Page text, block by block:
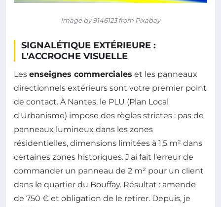
Image by 9146123 from Pixabay
SIGNALÉTIQUE EXTÉRIEURE :
L'ACCROCHE VISUELLE
Les enseignes commerciales et les panneaux
directionnels extérieurs sont votre premier point
de contact. À Nantes, le PLU (Plan Local
d'Urbanisme) impose des règles strictes : pas de
panneaux lumineux dans les zones
résidentielles, dimensions limitées à 1,5 m² dans
certaines zones historiques. J'ai fait l'erreur de
commander un panneau de 2 m² pour un client
dans le quartier du Bouffay. Résultat : amende
de 750 € et obligation de le retirer. Depuis, je